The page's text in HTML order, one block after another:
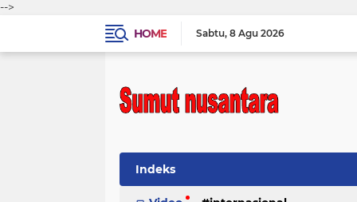
-->
HOME
Sabtu 8 Agu 2026
Indeks